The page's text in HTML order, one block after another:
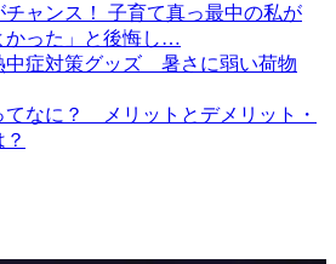
ャンス！ 子育て真っ最中の私が
かった」と後悔し…
中症対策グッズ 暑さに弱い荷物
てなに？ メリットとデメリット・